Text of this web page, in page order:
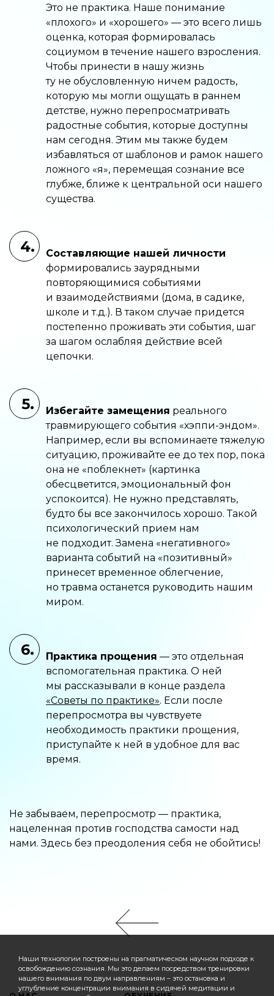
Это не практика. Наше понимание
«плохого» и «хорошего» — это всего лишь
оценка, которая формировалась
социумом в течение нашего взросления.
Чтобы принести в нашу жизнь
ту не обусловленную ничем радость,
которую мы могли ощущать в раннем
детстве, нужно перепросматривать
радостные события, которые доступны
нам сегодня. Этим мы также будем
избавляться от шаблонов и рамок нашего
ложного «я», перемещая сознание все
глубже, ближе к центральной оси нашего
существа.
4.
Составляющие нашей личности
формировались заурядными
повторяющимися событиями
и взаимодействиями (дома, в садике,
школе и т.д.). В таком случае придется
постепенно проживать эти события, шаг
за шагом ослабляя действие всей
цепочки.
5. Избегайте замещения реального
травмирующего события «хэппи-эндом».
Например, если вы вспоминаете тяжелую
ситуацию, проживайте ее до тех пор, пока
она не «поблекнет» (картинка
обесцветится, эмоциональный фон
успокоится). Не нужно представлять,
будто бы все закончилось хорошо. Такой
психологический прием нам
не подходит. Замена «негативного»
варианта событий на «позитивный»
принесет временное облегчение,
но травма останется руководить нашим
миром.
6. Практика прощения — это отдельная
вспомогательная практика. О ней
мы рассказывали в конце раздела
«Советы по практике». Если после
перепросмотра вы чувствуете
необходимость практики прощения,
приступайте к ней в удобное для вас
время.
Не забываем, перепросмотр — практика,
нацеленная против господства самости над
нами. Здесь без преодоления себя не обойтись!
Наши технологии построены на прагматическом научном подходе к
освобождению сознания. Мы это делаем посредством тренировки
нашего внимания по двум направлениям – это остановка и
углубление концентрации внимания в сидячей медитации и